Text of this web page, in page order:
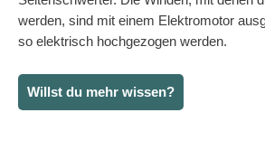
werden, sind mit einem Elektromotor
so elektrisch hochgezogen werden.
Willst du mehr wissen?